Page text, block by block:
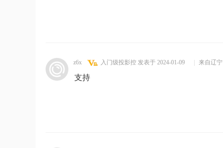
z6x 入门级投影控 发表于 2024-01-09 来自辽宁
支持